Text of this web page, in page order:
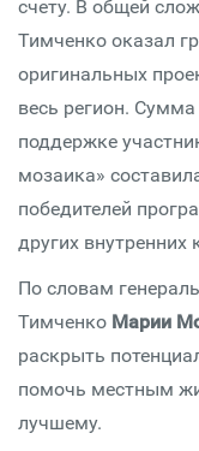
счету. В общей
Тимченко оказал
оригинальных
весь регион.
поддержке
мозаика»
победителей
других внутренних
По словам
Тимченко Марии
раскрыть
помочь местным
лучшему.